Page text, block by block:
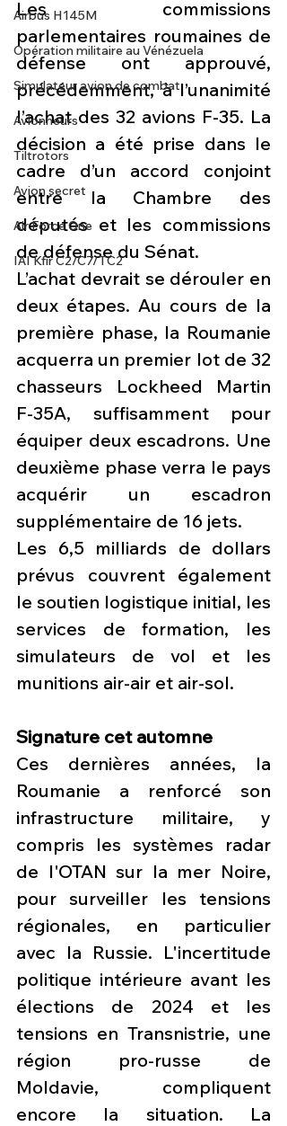
Airbus H145M
Opération militaire au Vénézuela
Simulateur avion de combat
Avionneurs
Tiltrotors
Avion secret
Air Force One
IAI Kfir C2/C7/TC2
Les commissions
parlementaires roumaines de
défense ont approuvé,
précédemment, à l’unanimité
l’achat des 32 avions F-35. La
décision a été prise dans le
cadre d’un accord conjoint
entre la Chambre des
députés et les commissions
de défense du Sénat.
L’achat devrait se dérouler en
deux étapes. Au cours de la
première phase, la Roumanie
acquerra un premier lot de 32
chasseurs Lockheed Martin
F-35A, suffisamment pour
équiper deux escadrons. Une
deuxième phase verra le pays
acquérir un escadron
supplémentaire de 16 jets.
Les 6,5 milliards de dollars
prévus couvrent également
le soutien logistique initial, les
services de formation, les
simulateurs de vol et les
munitions air-air et air-sol.
Signature cet automne
Ces dernières années, la
Roumanie a renforcé son
infrastructure militaire, y
compris les systèmes radar
de l'OTAN sur la mer Noire,
pour surveiller les tensions
régionales, en particulier
avec la Russie. L'incertitude
politique intérieure avant les
élections de 2024 et les
tensions en Transnistrie, une
région pro-russe de
Moldavie, compliquent
encore la situation. La